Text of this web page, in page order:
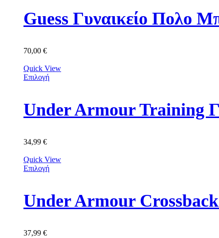
Guess Γυναικείο Πολο
70,00 €
Quick View
Επιλογή
Under Armour Training
34,99 €
Quick View
Επιλογή
Under Armour
37,99 €